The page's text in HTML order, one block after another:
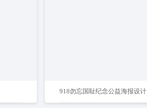
918勿忘国耻纪念公益海报设计